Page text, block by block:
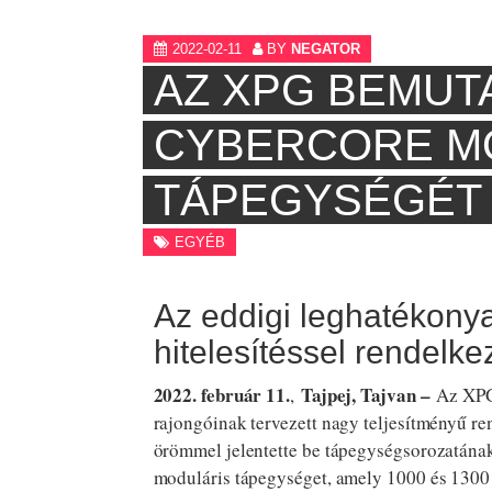
2022-02-11 BY NEGATOR
AZ XPG
CYBERCORE
TÁPEGYSÉGÉT
EGYÉB
Az eddigi
hitelesítéssel
2022. február 11., Tajpej, Tajvan –Az
rajongóinak tervezett nagy teljesítményű
örömmel jelentette be
moduláris tápegységet, amely 1000 és